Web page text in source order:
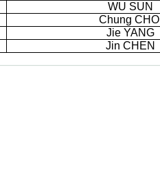
WU SUN
Chung CHOI
Jie YANG
Jin CHEN